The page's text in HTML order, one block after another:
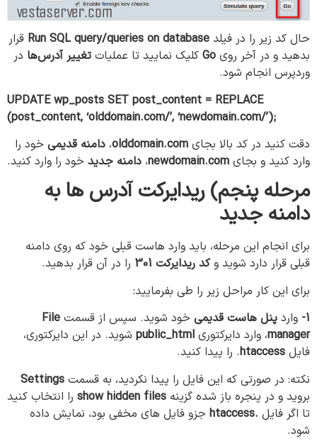
حال کد زیر را در فیلد Run SQL query/queries on database قرار
بدهید و در آخر روی Go کلیک نمایید تا عملیاتتغییر آدرس‌ها در
وردپرس انجام شود.
UPDATE wp_posts SET post_content = REPLACE
(post_content, ‘olddomain.com/’, ‘newdomain.com/’);
دقت کنید در کد بالا بجای olddomain.com، دامنه قدیمی خود را
وارد کنید و بجای newdomain.com، دامنه جدید خود را وارد کنید.
مرحله پنجم) ریدایرکت آدرس ها به
دامنه جدید
برای انجام این مرحله، باید وارد هاست قبلی خود که روی دامنه
قبلی قرار دارد شوید وکد ریدایرکت 301
را در آن قرار بدهید.
برای این کار مراحل زیر را طی بفرمایید:
1- وارد پنل هاست قدیمی خود شوید. سپس از قسمت File
manager، وارد دایرکتوری public_html شوید. در این دایرکتوری،
فایل htaccess. را پیدا کنید.
نکته: در صورتی که این فایل را پیدا نکردید، به قسمت Settings
بروید و در پنجره باز شده گزینه show hidden files را انتخاب کنید
تا اگر فایل .htaccess
جزو فایل های مخفی بود، نمایش داده
شود.